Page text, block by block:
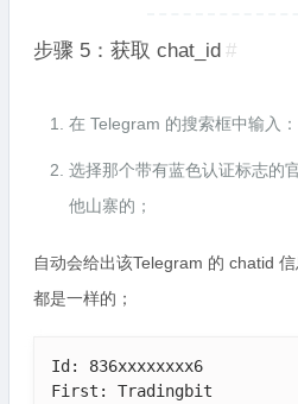
步骤 5：获取 chat_id #
在 Telegram 的搜索框中输入：
选择那个带有蓝色认证标志的
他山寨的；
自动会给出该Telegram 的 chatid
都是一样的；
Id: 836xxxxxxxx6
First: Tradingbit